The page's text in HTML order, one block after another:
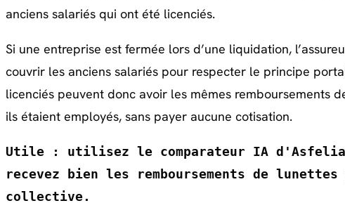
anciens salariés qui ont été licenciés.
Si une entreprise est fermée lors d’une liquidation,
couvrir les anciens salariés pour respecter le principe
licenciés peuvent donc avoir les mêmes remboursements
ils étaient employés, sans payer aucune cotisation.
Utile : utilisez le comparateur IA
recevez bien les remboursements de
collective.